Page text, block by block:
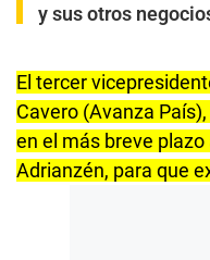
y sus otros
El tercer
Cavero (Avanza
en el más breve
Adrianzén, para que